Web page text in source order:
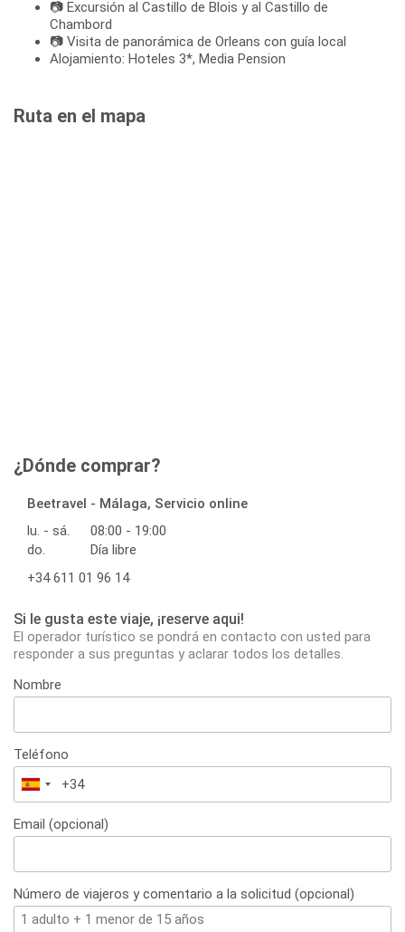
📷 Excursión al Castillo de Blois y al Castillo de
Chambord
📷 Visita de panorámica de Orleans con guía local
Alojamiento: Hoteles 3*, Media Pension
Ruta en el mapa
¿Dónde comprar?
Beetravel - Málaga, Servicio online
lu. - sá.
08:00 - 19:00
do.
Día libre
+34 611 01 96 14
Si le gusta este viaje, ¡reserve aqui!
El operador turístico se pondrá en contacto con usted para
responder a sus preguntas y aclarar todos los detalles.
Nombre
Teléfono
España
+34
Email (opcional)
Número de viajeros y comentario a la solicitud (opcional)